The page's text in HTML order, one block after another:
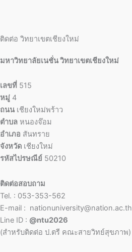
ติดต่อ วิทยาเขตเชียงใหม่
มหาวิทยาลัยเนชั่น วิทยาเขตเชียงใหม่
เลขที่ 515
หมู่ 4
ถนน เชียงใหม่พร้าว
ตำบล หนองจ๊อม
อำเภอ สันทราย
จังหวัด เชียงใหม่
รหัสไปรษณีย์ 50210
ติดต่อสอบถาม
Tel. : 053-353-562
E-mail : nationuniversity@nation.ac.th
Line ID : @ntu2026
(สำหรับติดต่อ ป.ตรี คณะสายวิทย์สุขภาพ)